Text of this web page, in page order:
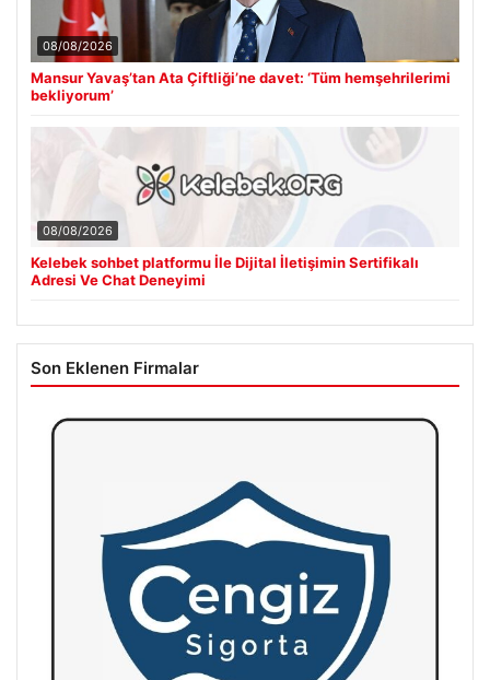
08/08/2026
Mansur Yavaş’tan Ata Çiftliği’ne davet: ‘Tüm hemşehrilerimi
bekliyorum’
08/08/2026
Kelebek sohbet platformu İle Dijital İletişimin Sertifikalı
Adresi Ve Chat Deneyimi
Son Eklenen Firmalar